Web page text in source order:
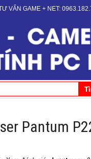
VẤN GAME + NET:
Pantum